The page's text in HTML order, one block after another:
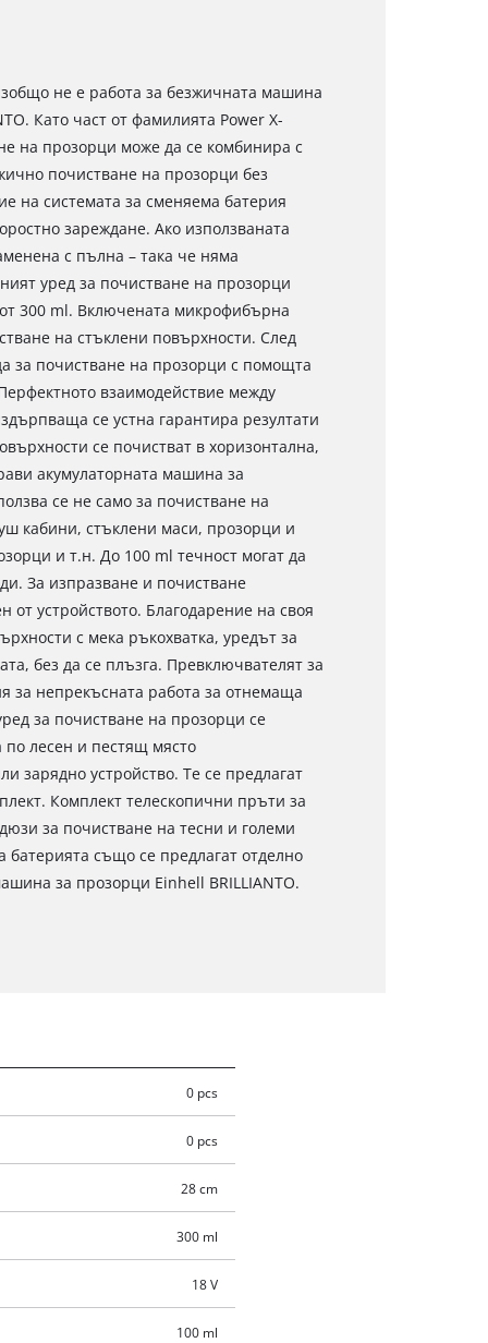
не е работа за безжичната машина
Като част от фамилията Power X-
на прозорци може да се комбинира с
почистване на прозорци без
на системата за сменяема батерия
зареждане. Ако използваната
с пълна – така че няма
уред за почистване на прозорци
от 300 ml. Включената микрофибърна
на стъклени повърхности. След
за почистване на прозорци с помощта
взаимодействие между
се устна гарантира резултати
се почистват в хоризонтална,
акумулаторната машина за
се не само за почистване на
кабини, стъклени маси, прозорци и
и т.н. До 100 ml течност могат да
За изпразване и почистване
устройството. Благодарение на своя
с мека ръкохватка, уредът за
без да се плъзга. Превключвателят за
за непрекъсната работа за отнемаща
за почистване на прозорци се
по лесен и пестящ място
зарядно устройство. Те се предлагат
Комплект телескопични пръти за
за почистване на тесни и големи
също се предлагат отделно
за прозорци Einhell BRILLIANTO.
0 pcs
0 pcs
28 cm
300 ml
18 V
100 ml